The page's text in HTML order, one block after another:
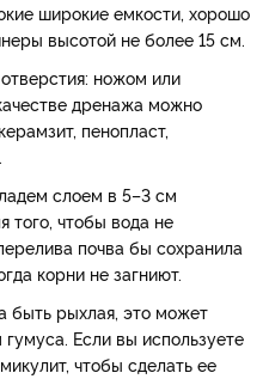
широкие емкости, хорошо
высотой не более 15 см.
ножом или
дренажа можно
пенопласт,
слоем в 5–3 см
того, чтобы вода не
почва бы сохранила
корни не загниют.
быть рыхлая, это может
Если вы используете
чтобы сделать ее